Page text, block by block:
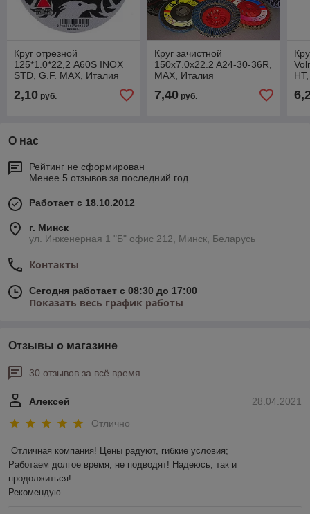
Круг отрезной
125*1.0*22,2 A60S INOX
STD, G.F. MAX, Италия
2,10 руб.
Круг зачистной
150x7.0x22.2 A24-30-36R,
МАХ, Италия
7,40руб.
О нас
Рейтинг не сформирован
Менее 5 отзывов за последний год
Работает с 18.10.2012
г. Минск
ул. Инженерная 1 "Б" офис 212, Минск, Беларусь
Контакты
Сегодня работает с 08:30 до 17:00
Показать весь график работы
Отзывы о магазине
30 отзывов за всё время
28.04.2021
Алексей
Отлично
Отличная компания! Цены радуют, гибкие условия;
Работаем долгое время, не подводят! Надеюсь, так и
продолжиться!
Рекомендую.